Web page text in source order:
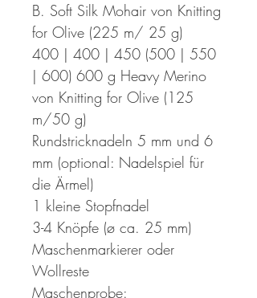
B. Soft Silk Mohair von Knitting
for Olive (225 m/ 25 g)
400 | 400 | 450 (500 | 550
| 600) 600 g Heavy Merino
von Knitting for Olive (125
m/50 g)
Rundstricknadeln 5 mm und 6
mm (optional: Nadelspiel für
die Ärmel)
1 kleine Stopfnadel
3-4 Knöpfe (ø ca. 25 mm)
Maschenmarkierer oder
Wollreste
Maschenprobe: